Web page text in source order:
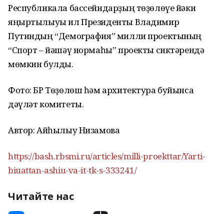
Республикала бассейндарҙың төҙөлөүе йәки
яңыртылыуы ил Президенты Владимир
Путиндың “Демография” милли проектының
“Спорт – йәшәү нормаһы” проекты сиктәрендә
мөмкин булды.
Фото: БР Төҙөлөш һәм архитектура буйынса
дәүләт комитеты.
Автор: Айһылыу Низамова
https://bash.rbsmi.ru/articles/milli-proekttar/Yarti-
biuattan-ashiu-va-it-tk-s-333241/
Читайте нас